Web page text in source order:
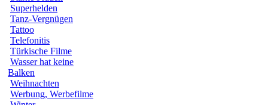
Superhelden
Tanz-Vergnügen
Tattoo
Telefonitis
Türkische Filme
Wasser hat keine
Balken
Weihnachten
Werbung, Werbefilme